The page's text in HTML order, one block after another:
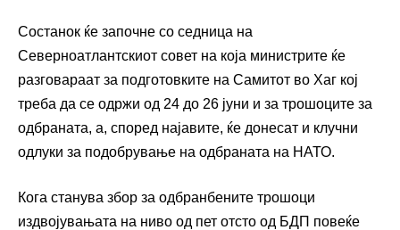
Состанок ќе започне со седница на
Северноатлантскиот совет на која министрите ќе
разговараат за подготовките на Самитот во Хаг кој
треба да се одржи од 24 до 26 јуни и за трошоците за
одбраната, а, според најавите, ќе донесат и клучни
одлуки за подобрување на одбраната на НАТО.
Кога станува збор за одбранбените трошоци
издвојувањата на ниво од пет отсто од БДП повеќе